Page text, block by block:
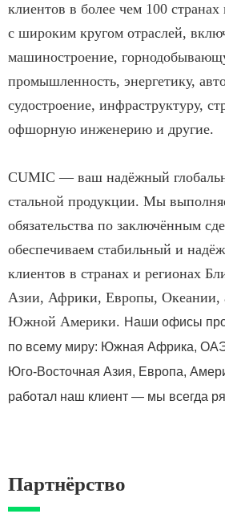
клиентов в более чем 100
с широким кругом отраслей,
машиностроение,
промышленность, энергетику,
судостроение, инфраструктуру,
офшорную инженерию и другие.
CUMIC — ваш надёжный
стальной продукции. Мы
обязательства по заключённым
обеспечиваем стабильный и
клиентов в странах и регионах
Азии, Африки, Европы, Океании,
Южной Америки. Наши офисы
по всему миру: Южная Африка,
Юго-Восточная Азия, Европа,
работал наш клиент — мы всегда
Партнёрство